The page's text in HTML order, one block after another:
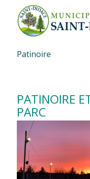
Patinoire
PATINOIRE
PARC